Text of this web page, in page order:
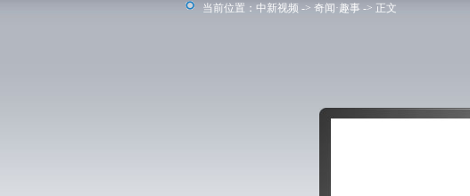
当前位置： 中新视频 -> 奇闻·趣事 -> 正文